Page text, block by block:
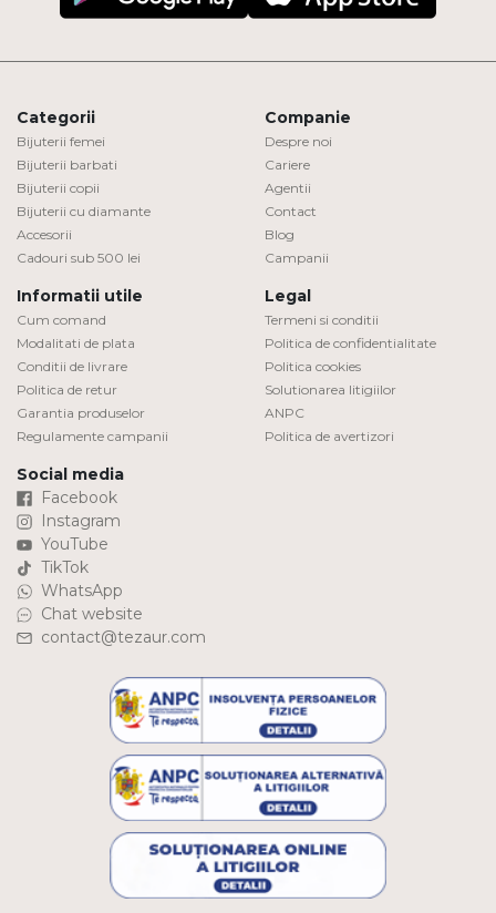
Categorii
Bijuterii femei
Bijuterii barbati
Bijuterii copii
Bijuterii cu diamante
Accesorii
Cadouri sub 500 lei
Companie
Despre noi
Cariere
Agentii
Contact
Blog
Campanii
Informatii utile
Cum comand
Modalitati de plata
Conditii de livrare
Politica de retur
Garantia produselor
Regulamente campanii
Legal
Termeni si conditii
Politica de confidentialitate
Politica cookies
Solutionarea litigiilor
ANPC
Politica de avertizori
Social media
Facebook
Instagram
YouTube
TikTok
WhatsApp
Chat website
contact@tezaur.com